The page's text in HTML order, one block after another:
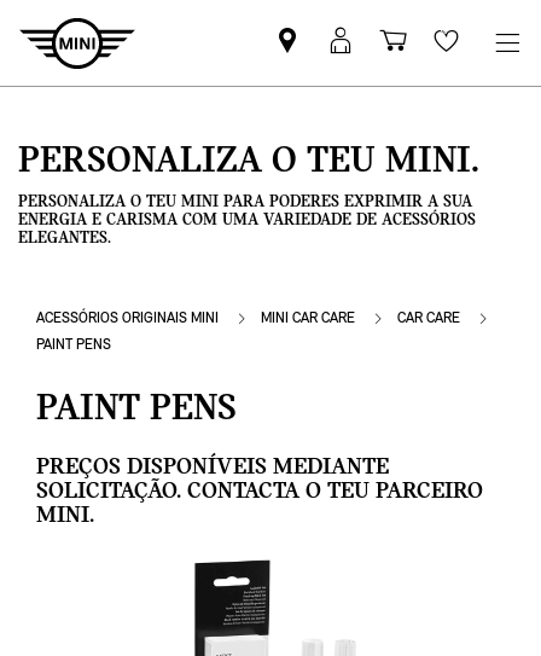
Pesquisar
parceiro
Iniciar
sessão
Carrinho
de
Wishlist
PERSONALIZA O TEU MINI.
PERSONALIZA O TEU MINI PARA PODERES EXPRIMIR A SUA
ENERGIA E CARISMA COM UMA VARIEDADE DE ACESSÓRIOS
ELEGANTES.
ACESSÓRIOS ORIGINAIS MINI MINI CAR CARE
CAR CARE
PAINT PENS
PAINT PENS
PREÇOS DISPONÍVEIS MEDIANTE
SOLICITAÇÃO. CONTACTA O TEU PARCEIRO
MINI.